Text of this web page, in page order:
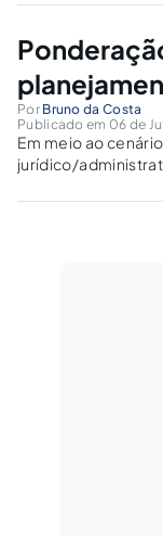
teleológicas das
sugere-se o
Por Bruno da Costa
Publicado em 06 de
Em meio ao
jurídico/
ponderação dos